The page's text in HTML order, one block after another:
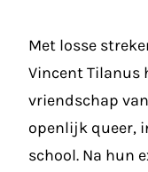
Met losse
Vincent Tilanus
vriendschap
openlijk queer,
school. Na hun